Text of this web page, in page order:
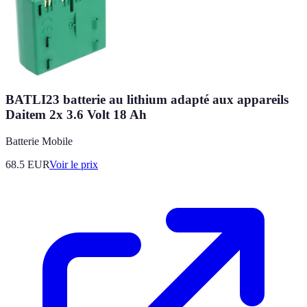
BATLI23 batterie au lithium adapté aux appareils
Daitem 2x 3.6 Volt 18 Ah
Batterie Mobile
68.5 EURVoir le prix